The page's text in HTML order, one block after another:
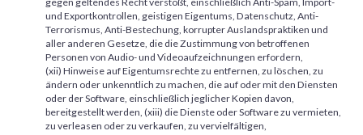
und Exportkontrollen, geistigen Eigentums, Datenschutz, Anti-
Terrorismus, Anti-Bestechung, korrupter Auslandspraktiken und
aller anderen Gesetze, die die Zustimmung von betroffenen
Personen von Audio- und Videoaufzeichnungen erfordern,
(xii) Hinweise auf Eigentumsrechte zu entfernen, zu löschen, zu
ändern oder unkenntlich zu machen, die auf oder mit den Diensten
oder der Software, einschließlich jeglicher Kopien davon,
bereitgestellt werden, (xiii) die Dienste oder Software zu vermieten,
zu verleasen oder zu verkaufen, zu vervielfältigen,